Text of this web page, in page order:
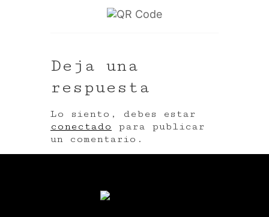
Deja una
respuesta
Lo siento, debes estar
conectado para publicar
un comentario.